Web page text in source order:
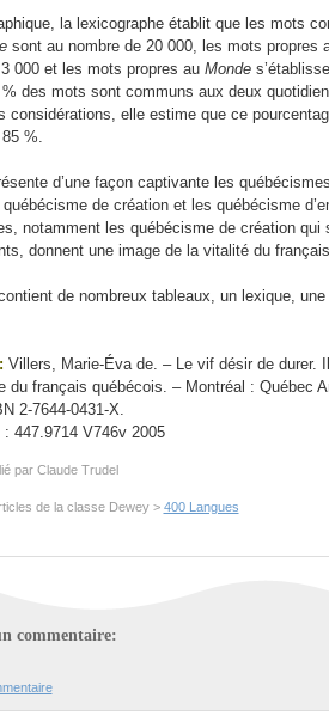
la lexicographe établit que les mots
sont au nombre de 20 000, les mots propres
000 et les mots propres au Monde
des mots sont communs aux deux
considérations, elle estime que ce
%.
d’une façon captivante les
de création et les québécisme
notamment les québécisme de création qui
donnent une image de la vitalité du
de nombreux tableaux, un lexique,
Villers, Marie-Éva de. – Le vif désir de durer.
du français québécois. – Montréal : Québec
2-7644-0431-X.
447.9714 V746v 2005
par Claude Trudel
de la classe Dewey > 400 Langues
commentaire: